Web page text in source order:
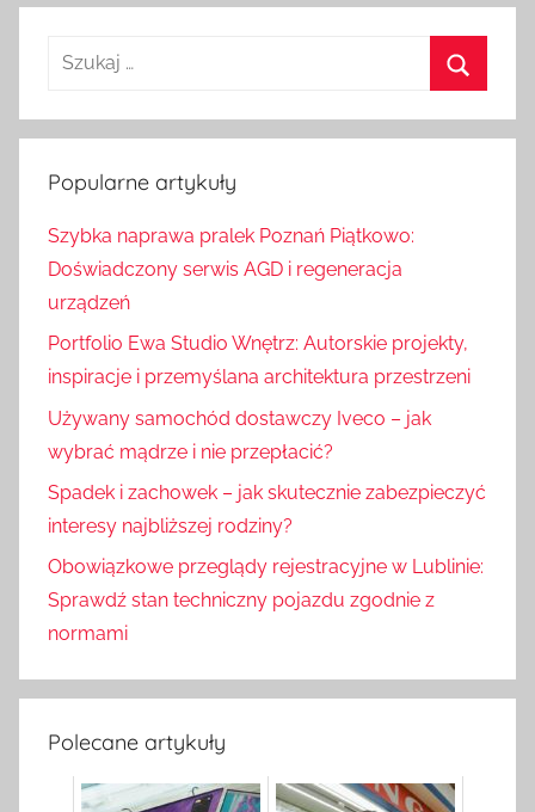
u
a
z
Popularne artykuły
Szybka naprawa pralek Poznań Piątkowo:
Doświadczony serwis AGD i regeneracja
urządzeń
Portfolio Ewa Studio Wnętrz: Autorskie projekty,
inspiracje i przemyślana architektura przestrzeni
Używany samochód dostawczy Iveco – jak
wybrać mądrze i nie przepłacić?
Spadek i zachowek – jak skutecznie zabezpieczyć
interesy najbliższej rodziny?
Obowiązkowe przeglądy rejestracyjne w Lublinie:
Sprawdź stan techniczny pojazdu zgodnie z
normami
Polecane artykuły